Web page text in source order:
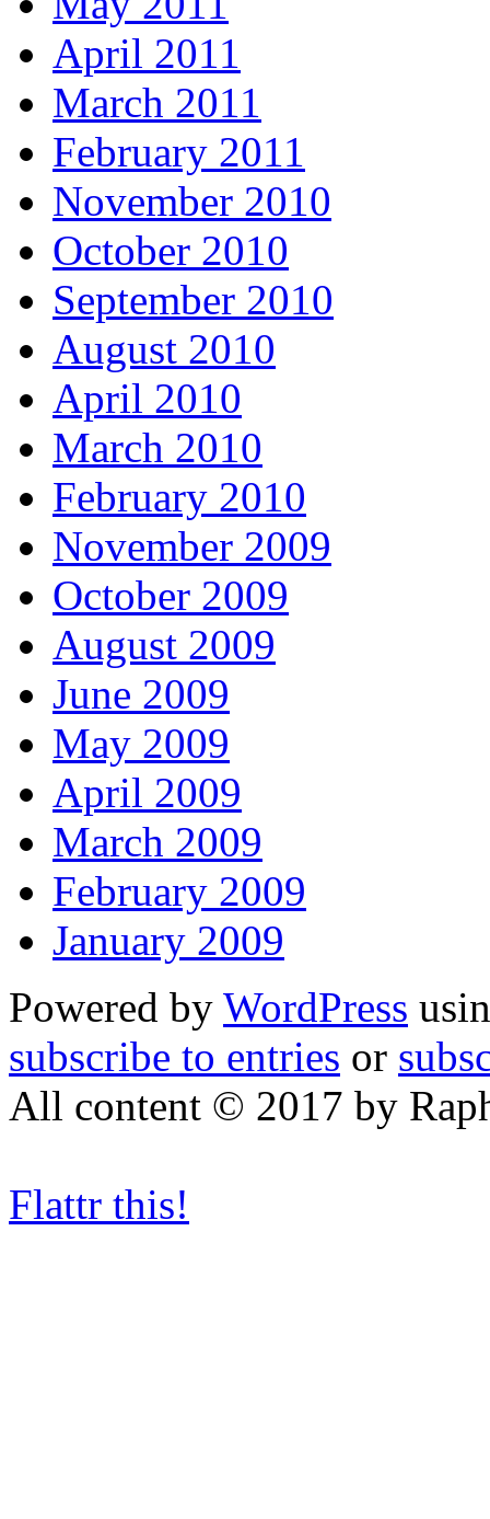
April 2011
March 2011
February 2011
November 2010
October 2010
September 2010
August 2010
April 2010
March 2010
February 2010
November 2009
October 2009
August 2009
June 2009
May 2009
April 2009
March 2009
February 2009
January 2009
Powered by WordPress
subscribe to entries or
All content © 2017 by
Flattr this!